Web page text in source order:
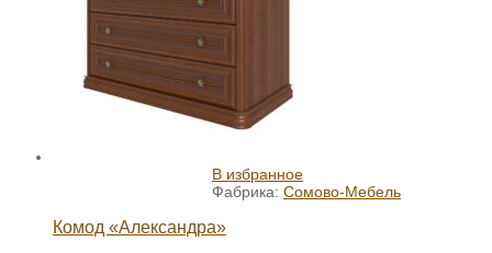
В избранное
Фабрика: Сомово-Мебель
Комод «Александра»